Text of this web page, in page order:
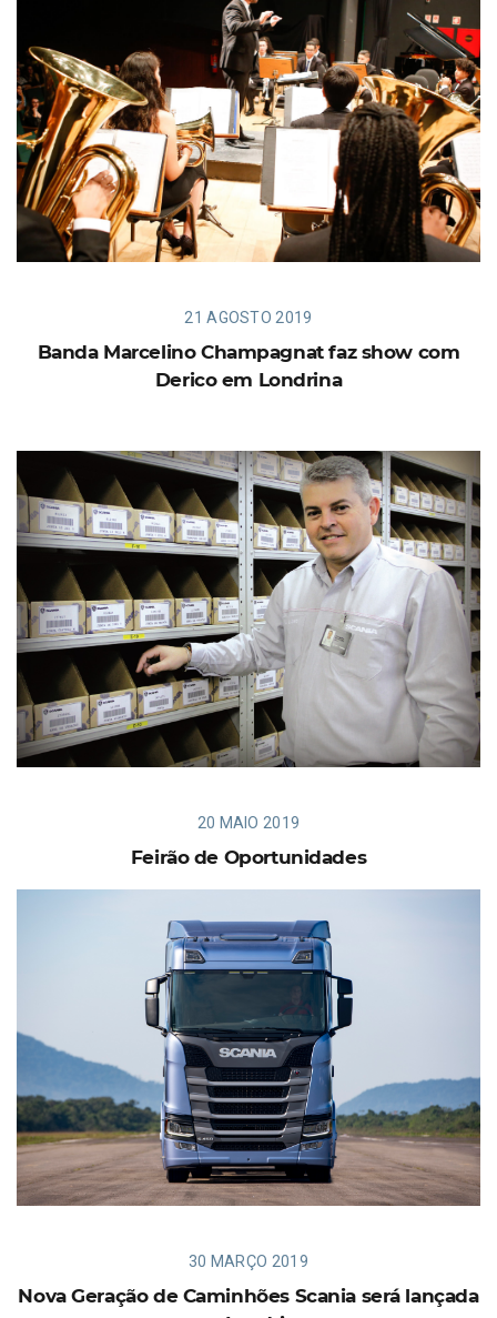
21 AGOSTO 2019
Banda Marcelino Champagnat faz show com
Derico em Londrina
20 MAIO 2019
Feirão de Oportunidades
30 MARÇO 2019
Nova Geração de Caminhões Scania será lançada